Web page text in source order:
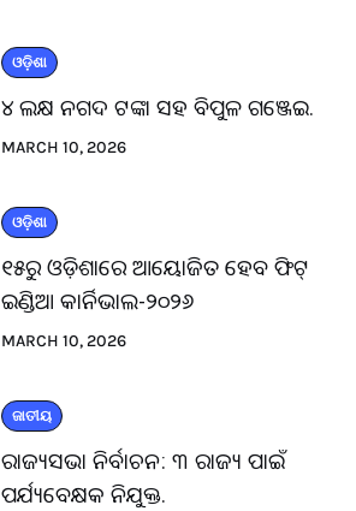
ଓଡ଼ିଶା
୪ ଲକ୍ଷ ନଗଦ ଟଙ୍କା ସହ ବିପୁଳ ଗଞ୍ଜେଇ.
MARCH 10, 2026
ଓଡ଼ିଶା
୧୫ରୁ ଓଡ଼ିଶାରେ ଆୟୋଜିତ ହେବ ଫିଟ୍
ଇଣ୍ଡିଆ କାର୍ନିଭାଲ-୨୦୨୬
MARCH 10, 2026
ଜାତୀୟ
ରାଜ୍ୟସଭା ନିର୍ବାଚନ: ୩ ରାଜ୍ୟ ପାଇଁ
ପର୍ଯ୍ୟବେକ୍ଷକ ନିଯୁକ୍ତ.